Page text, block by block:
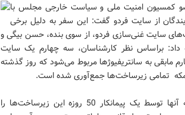
کمسیون امنیت ملی و سیاست خارجی مجلس با
از سایت فردو گفت: این سفر به دلیل برخی
سایت غنی‌سازی فردو، از سوی بنده، حسن‌ بیگی و
داد: براساس نظر کارشناسان، سه چهارم یک سایت
به سانتریفیوژها مربوط می‌شود که روز گذشته
تمامی زیرساخت‌ها جمع‌آوری شده است.
نماینده مردم مشهد و کلات با بیان اینکه آنها توسط یک پیمانکار 50 روزه این زیرساخت‌ها را